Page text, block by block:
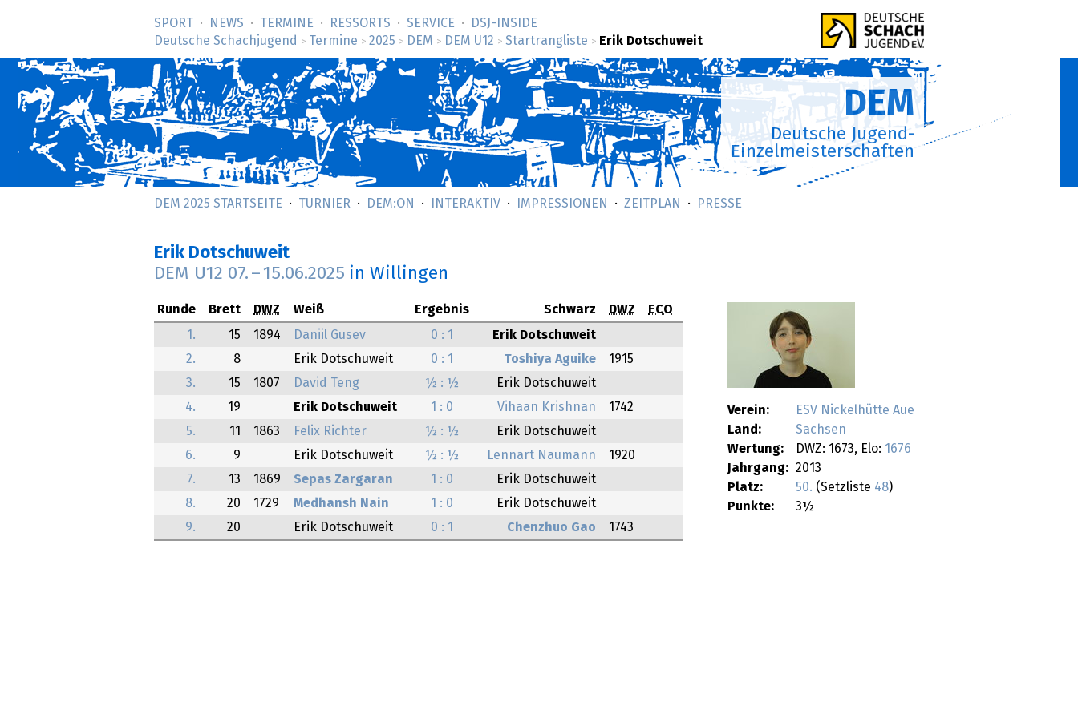
SPORT NEWS TERMINE RESSORTS SERVICE
DSJ-­INSIDE
Deutsche Schachjugend
> Termine > 2025 > DEM > DEM U12 > Startrangliste > Erik Dotschuweit
DEM
Deutsche Jugend-
Einzelmeisterschaften
DEM 2025 STARTSEITE TURNIER DEM:ON INTERAKTIV IMPRESSIONEN ZEITPLAN PRESSE
Erik Dotschuweit
DEM U12 07. – 15.06.2025 in Willingen
Verein:
ESV Nickelhütte Aue
Land:
Sachsen
Wertung:
DWZ: 1673, Elo: 1676
Jahrgang: 2013
Platz:
50. (Setzliste 48)
Punkte:
3½
Runde Brett DWZ Weiß Ergebnis Schwarz DWZ
ECO
1.
15 1894 Daniil Gusev 0 : 1
Erik Dotschuweit
2.
8 Erik Dotschuweit 0 : 1 Toshiya Aguike
1915
3.
15 1807 David Teng ½ : ½
Erik Dotschuweit
4.
19 Erik Dotschuweit 1 : 0 Vihaan Krishnan
1742
5.
11 1863 Felix Richter ½ : ½
Erik Dotschuweit
6.
9 Erik Dotschuweit ½ : ½ Lennart Naumann
1920
7.
13 1869 Sepas Zargaran 1 : 0
Erik Dotschuweit
8.
20 1729 Medhansh Nain 1 : 0
Erik Dotschuweit
9.
20 Erik Dotschuweit 0 : 1 Chenzhuo Gao 1743